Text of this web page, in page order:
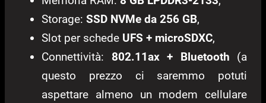
Storage: SSD NVMe da 256 GB,
Slot per schede UFS + microSDXC,
Connettività: 802.11ax + Bluetooth (a
questo prezzo ci saremmo potuti
aspettare almeno un modem cellulare